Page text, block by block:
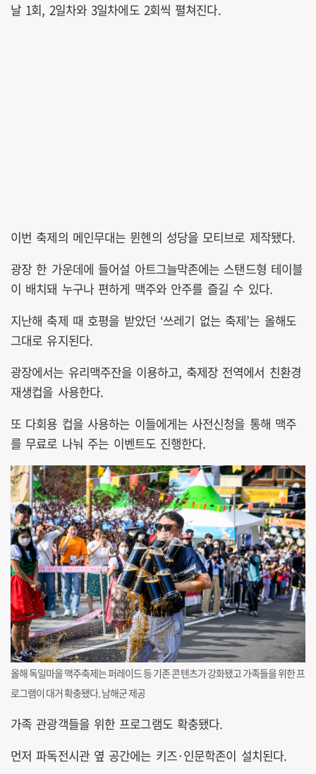
날 1회, 2일차와 3일차에도 2회씩 펼쳐진다.
이번 축제의 메인무대는 뮌헨의 성당을 모티브로 제작됐다.
광장 한 가운데에 들어설 아트그늘막존에는 스탠드형 테이블
이 배치돼 누구나 편하게 맥주와 안주를 즐길 수 있다.
지난해 축제 때 호평을 받았던 ‘쓰레기 없는 축제’는 올해도
그대로 유지된다.
광장에서는 유리맥주잔을 이용하고, 축제장 전역에서 친환경
재생컵을 사용한다.
또 다회용 컵을 사용하는 이들에게는 사전신청을 통해 맥주
를 무료로 나눠 주는 이벤트도 진행한다.
올해 독일마을 맥주축제는 퍼레이드 등 기존 콘텐츠가 강화됐고 가족들을 위한 프
로그램이 대거 확충됐다. 남해군 제공
가족 관광객들을 위한 프로그램도 확충됐다.
먼저 파독전시관 옆 공간에는 키즈·인문학존이 설치된다.